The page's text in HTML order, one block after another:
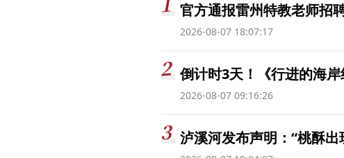
官方通报雷州特教老师招
2026-08-07 18:07:17
倒计时3天！《行进的海
2026-08-07 09:16:26
泸溪河发布声明：“桃酥